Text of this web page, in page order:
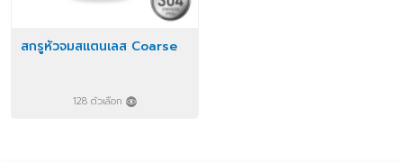
สกรูหัวจมสแตนเลส Coarse
128 ตัวเลือก